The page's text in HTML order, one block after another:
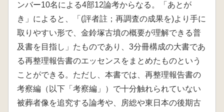
ンバー10名による4部12論考からなる。「あとが
き」によると、「(評者註；再調査の成果を)より手に
取りやすい形で、金鈴塚古墳の概要が理解できる普
及書を目指し」たものであり、3分冊構成の大書であ
る再整理報告書のエッセンスをまとめたものという
ことができる。ただし、本書では、再整理報告書の
考察編（以下「考察編」）で十分触れられていない
被葬者像を追究する論考や、房総や東日本の後期古